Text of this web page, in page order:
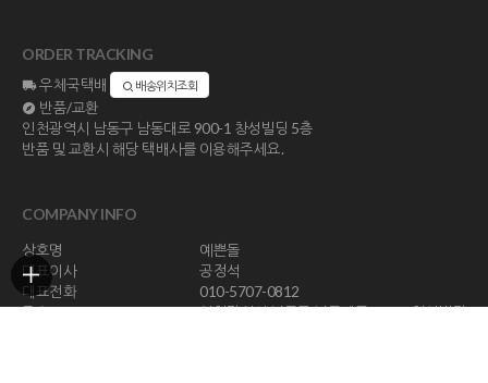
ORDER TRACKING
우체국택배 배송위치조회
반품/교환
인천광역시 남동구 남동대로 900-1 창성빌딩 5층
반품 및 교환시 해당 택배사를 이용해주세요.
COMPANY INFO
상호명
예쁜돌
대표이사
공정석
대표전화
010-5707-0812
주소
인천광역시 남동구 남동대로 900-1 창성빌딩